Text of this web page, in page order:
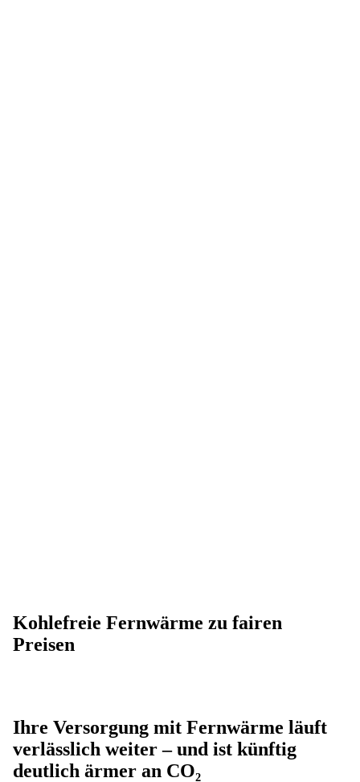
Kohlefreie Fernwärme zu fairen
Preisen
Ihre Versorgung mit Fernwärme läuft
verlässlich weiter – und ist künftig
deutlich ärmer an CO₂